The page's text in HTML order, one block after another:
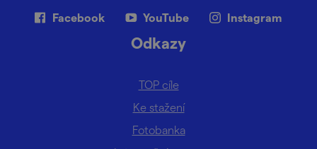
Facebook YouTube Instagram
Odkazy
TOP cíle
Ke stažení
Fotobanka